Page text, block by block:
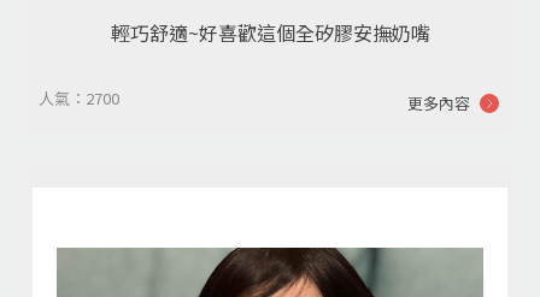
輕巧舒適~好喜歡這個全矽膠安撫奶嘴
人氣：2700 更多內容